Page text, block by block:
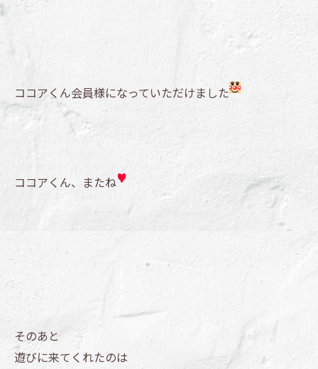
ココアくん会員様になっていただけました
ココアくん、またね
そのあと
遊びに来てくれたのは